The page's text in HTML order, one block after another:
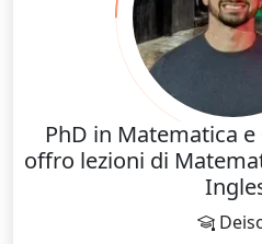
PhD in Matematica
offro lezioni di